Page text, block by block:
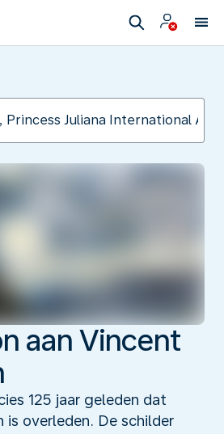
aan Vincent
125 jaar geleden dat
is overleden. De schilder